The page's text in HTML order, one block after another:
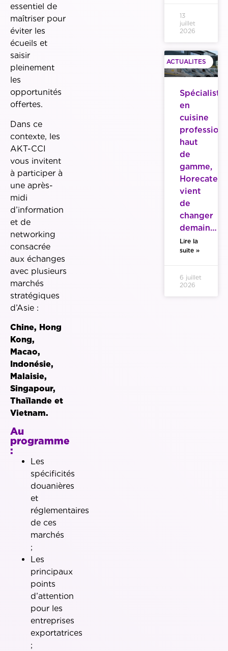
essentiel de
maîtriser pour
éviter les
écueils et
saisir
pleinement
les
opportunités
offertes.
Dans ce
contexte, les
AKT-CCI
vous invitent
à participer à
une après-
midi
d’information
et de
networking
consacrée
aux échanges
avec plusieurs
marchés
stratégiques
d’Asie :
Chine, Hong
Kong,
Macao,
Indonésie,
Malaisie,
Singapour,
Thaïlande et
Vietnam.
Au
programme
:
Les
spécificités
douanières
et
réglementaires
de ces
marchés
;
Les
principaux
points
d’attention
pour les
entreprises
exportatrices
;
13
juillet
2026
ACTUALITES
Spécialiste
en
cuisine
haut
de
gamme,
Horecatech
vient
de
changer
demain…
Lire la
suite »
6 juillet
2026